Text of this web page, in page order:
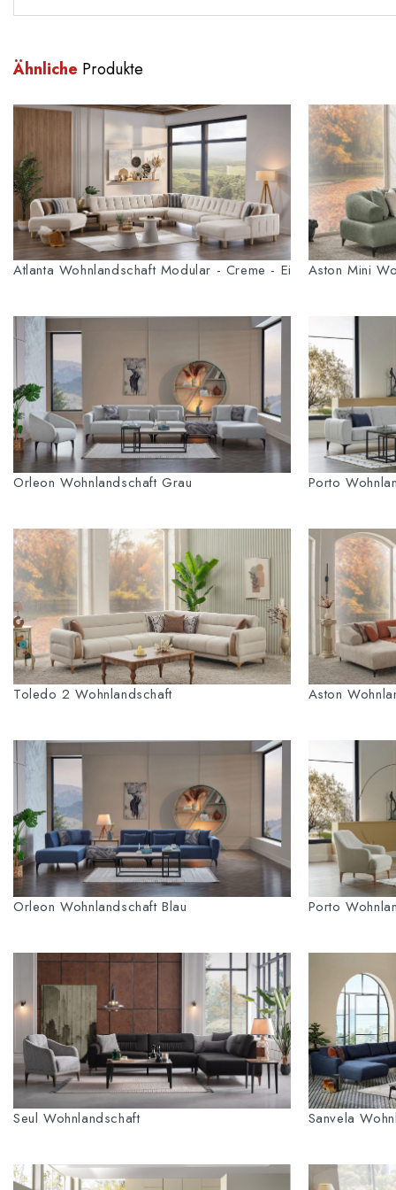
Ähnliche Produkte
Atlanta Wohnlandschaft Modular - Creme - Eiche-Füße
Aston Mini
Orleon Wohnlandschaft Grau Porto
Toledo 2 Wohnlandschaft Aston
Orleon Wohnlandschaft Blau Porto
Seul Wohnlandschaft Sanvela